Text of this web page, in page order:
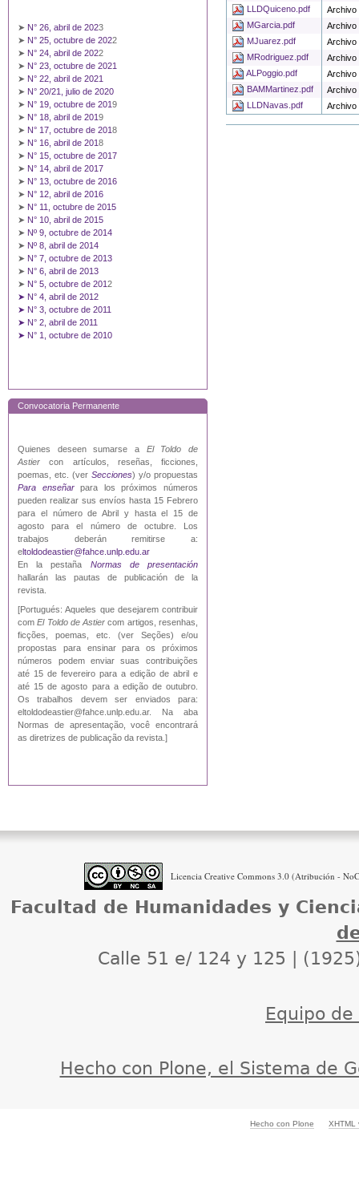
➤ N° 26, abril de 2023
➤ N° 25, octubre de 2022
➤ N° 24, abril de 2022
➤ N° 23, octubre de 2021
➤ N° 22, abril de 2021
➤ N° 20/21, julio de 2020
➤ N° 19, octubre de 2019
➤ N° 18, abril de 2019
➤ N° 17, octubre de 2018
➤ N° 16, abril de 2018
➤ N° 15, octubre de 2017
➤ N° 14, abril de 2017
➤ N° 13, octubre de 2016
➤ N° 12, abril de 2016
➤ N° 11, octubre de 2015
➤ N° 10, abril de 2015
➤ Nº 9, octubre de 2014
➤ Nº 8, abril de 2014
➤ N° 7, octubre de 2013
➤ N° 6, abril de 2013
➤ N° 5, octubre de 2012
➤ N° 4, abril de 2012
➤ N° 3, octubre de 2011
➤ N° 2, abril de 2011
➤ N° 1, octubre de 2010
Convocatoria Permanente
Quienes deseen sumarse a El Toldo de
Astier con artículos, reseñas, ficciones,
poemas, etc. (ver Secciones) y/o propuestas
Para enseñarpara los próximos números
pueden realizar sus envíos hasta 15 Febrero
para el número de Abril y hasta el 15 de
agosto para el número de octubre. Los
trabajos deberán remitirse a:
eltoldodeastier@fahce.unlp.edu.ar
En la pestaña Normas de presentación
hallarán las pautas de publicación de la
revista.
[Portugués: Aqueles que desejarem contribuir
comEl Toldo de Astier com artigos, resenhas,
ficções, poemas, etc. (ver Seções) e/ou
propostas para ensinar para os próximos
números podem enviar suas contribuições
até 15 de fevereiro para a edição de abril e
até 15 de agosto para a edição de outubro.
Os trabalhos devem ser enviados para:
eltoldodeastier@fahce.unlp.edu.ar. Na aba
Normas de apresentação, você encontrará
as diretrizes de publicação da revista.]
LLDQuiceno.pdf
Archivo
MGarcia.pdf
Archivo
MJuarez.pdf
Archivo
MRodriguez.pdf
Archivo
ALPoggio.pdf
Archivo
BAMMartinez.pdf
Archivo
LLDNavas.pdf
Archivo
Licencia Creative Commons 3.0 (Atribución -
Facultad de Humanidades y
Calle 51 e/ 124 y 125 |
Equipo
Hecho con Plone, el Sistema de
Hecho con Plone XHTML